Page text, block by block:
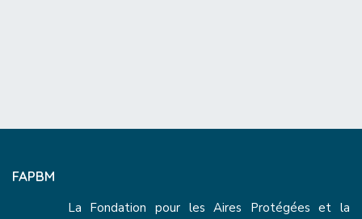
FAPBM
La Fondation pour les Aires Protégées et la